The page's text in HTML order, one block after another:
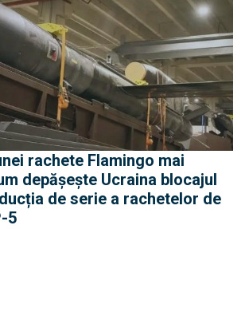
rachete Flamingo mai
depășește Ucraina blocajul
de serie a rachetelor de
5